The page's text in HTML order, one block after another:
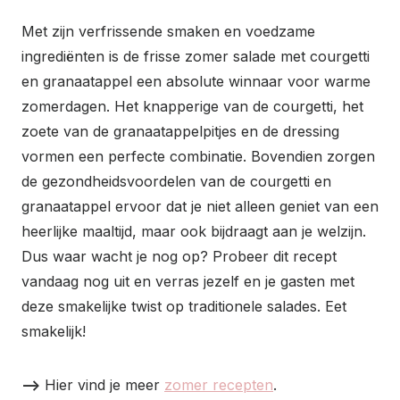
Met zijn verfrissende smaken en voedzame
ingrediënten is de frisse zomer salade met courgetti
en granaatappel een absolute winnaar voor warme
zomerdagen. Het knapperige van de courgetti, het
zoete van de granaatappelpitjes en de dressing
vormen een perfecte combinatie. Bovendien zorgen
de gezondheidsvoordelen van de courgetti en
granaatappel ervoor dat je niet alleen geniet van een
heerlijke maaltijd, maar ook bijdraagt aan je welzijn.
Dus waar wacht je nog op? Probeer dit recept
vandaag nog uit en verras jezelf en je gasten met
deze smakelijke twist op traditionele salades. Eet
smakelijk!
–> Hier vind je meer zomer recepten.